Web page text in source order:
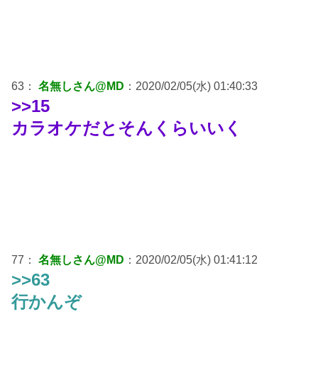
63： 名無しさん@MD ：2020/02/05(水) 01:40:33
>>15
カラオケだとそんくらいいく
77： 名無しさん@MD ：2020/02/05(水) 01:41:12
>>63
行かんぞ